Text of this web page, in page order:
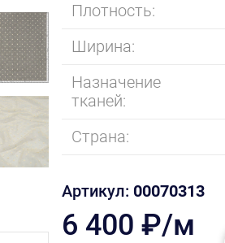
Плотность:
Ширина:
Назначение
тканей:
Страна:
Артикул: 00070313
6 400 ₽/м